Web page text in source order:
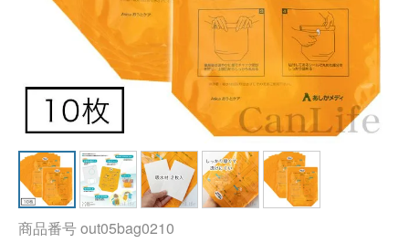
商品番号out05bag0210